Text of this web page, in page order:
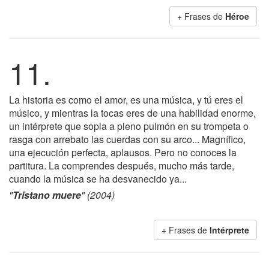
+ Frases de Héroe
11.
La historia es como el amor, es una música, y tú eres el
músico, y mientras la tocas eres de una habilidad enorme,
un intérprete que sopla a pleno pulmón en su trompeta o
rasga con arrebato las cuerdas con su arco... Magnífico,
una ejecución perfecta, aplausos. Pero no conoces la
partitura. La comprendes después, mucho más tarde,
cuando la música se ha desvanecido ya...
"Tristano muere" (2004)
+ Frases de Intérprete